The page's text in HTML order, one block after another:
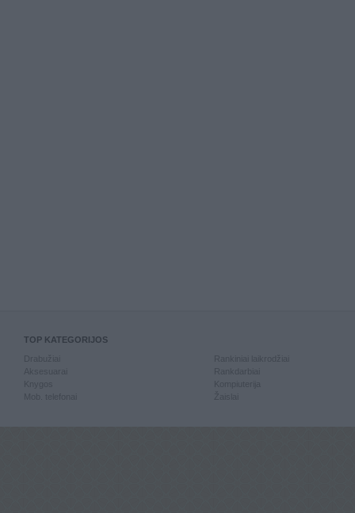
TOP KATEGORIJOS
Knygos
Mob. telefonai
Kompiuterija
Žaislai